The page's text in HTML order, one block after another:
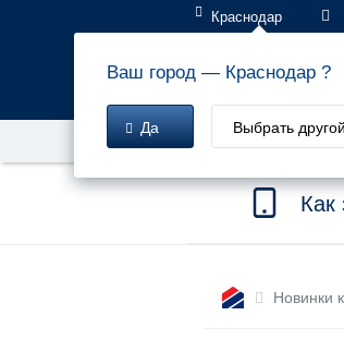
Краснодар
Ваш город — Краснодар ?
Да Выбрать
Акции! Бонусы
Как
Новинки